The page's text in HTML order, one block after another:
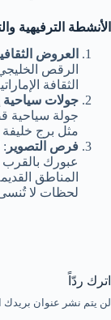
الأنشطة الترفيهية
العروض
الرقص
الثقافة
جولات سياحية
جولة سياحية
مثل برج خليفة
فرص التصوير :
عبورك بالقرب
المناطق
لحظات لا
اترك ردّاً
لن يتم نشر عنوان بريدك